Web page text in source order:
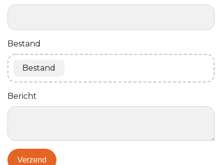
Bestand
Bestand
Bericht
Verzend